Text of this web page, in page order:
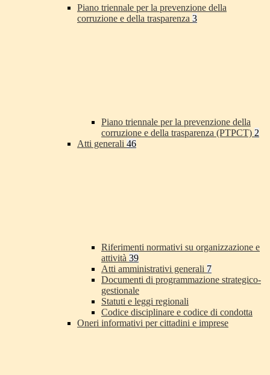
Piano triennale per la prevenzione della
corruzione e della trasparenza 3
Piano triennale per la prevenzione della
corruzione e della trasparenza (PTPCT) 2
Atti generali 46
Riferimenti normativi su organizzazione e
attività 39
Atti amministrativi generali 7
Documenti di programmazione strategico-
gestionale
Statuti e leggi regionali
Codice disciplinare e codice di condotta
Oneri informativi per cittadini e imprese